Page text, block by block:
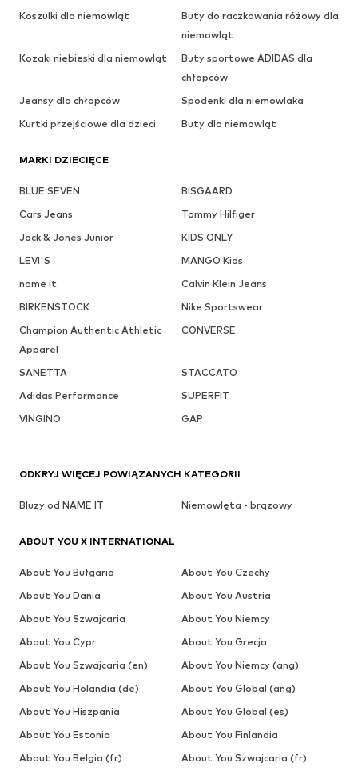
Koszulki dla niemowląt
Buty do raczkowania różowy dla
niemowląt
Kozaki niebieski dla niemowląt
Buty sportowe ADIDAS dla
chłopców
Jeansy dla chłopców
Spodenki dla niemowlaka
Kurtki przejściowe dla dzieci
Buty dla niemowląt
MARKI DZIECIĘCE
BLUE SEVEN
BISGAARD
Cars Jeans
Tommy Hilfiger
Jack & Jones Junior
KIDS ONLY
LEVI'S
MANGO Kids
name it
Calvin Klein Jeans
BIRKENSTOCK
Nike Sportswear
Champion Authentic Athletic
Apparel
CONVERSE
SANETTA
STACCATO
Adidas Performance
SUPERFIT
VINGINO
GAP
ODKRYJ WIĘCEJ POWIĄZANYCH KATEGORII
Bluzy od NAME IT Niemowlęta - brązowy
ABOUT YOU X INTERNATIONAL
About You Bułgaria
About You Czechy
About You Dania
About You Austria
About You Szwajcaria
About You Niemcy
About You Cypr
About You Grecja
About You Szwajcaria (en)
About You Niemcy (ang)
About You Holandia (de)
About You Global (ang)
About You Hiszpania
About You Global (es)
About You Estonia
About You Finlandia
About You Belgia (fr)
About You Szwajcaria (fr)